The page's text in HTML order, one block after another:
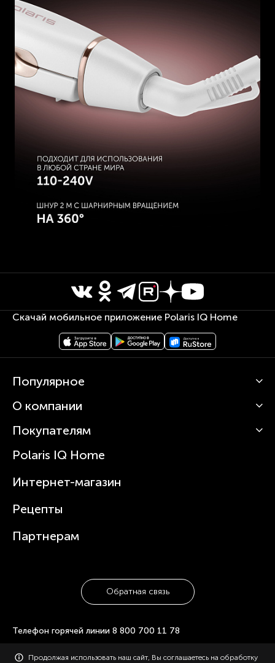
Скачай мобильное приложение Polaris IQ Home
Популярное
Кофемашины
Вертикальные пылесосы
Зубные щетки и ирригаторы
Увлажнители
Посуда
О компании
О Polaris
Статьи
Покупателям
Сервисные центры
Где купить
Polaris IQ Home
Интернет-магазин
Рецепты
Партнерам
Обратная связь
Телефон горячей линии 8 800 700 11 78
© 2006-2026 «Polaris». Все права защищены. Использование
Продолжая использовать наш сайт, Вы соглашаетесь на обработку